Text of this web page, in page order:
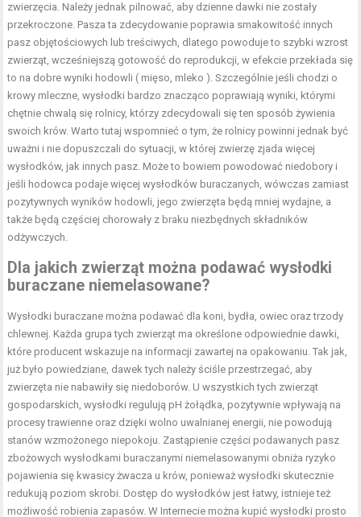
zwierzęcia. Należy jednak pilnować, aby dzienne dawki nie zostały
przekroczone. Pasza ta zdecydowanie poprawia smakowitość innych
pasz objętościowych lub treściwych, dlatego powoduje to szybki wzrost
zwierząt, wcześniejszą gotowość do reprodukcji, w efekcie przekłada się
to na dobre wyniki hodowli ( mięso, mleko ). Szczególnie jeśli chodzi o
krowy mleczne, wysłodki bardzo znacząco poprawiają wyniki, którymi
chętnie chwalą się rolnicy, którzy zdecydowali się ten sposób żywienia
swoich krów. Warto tutaj wspomnieć o tym, że rolnicy powinni jednak być
uważni i nie dopuszczali do sytuacji, w której zwierzę zjada więcej
wysłodków, jak innych pasz. Może to bowiem powodować niedobory i
jeśli hodowca podaje więcej wysłodków buraczanych, wówczas zamiast
pozytywnych wyników hodowli, jego zwierzęta będą mniej wydajne, a
także będą częściej chorowały z braku niezbędnych składników
odżywczych.
Dla jakich zwierząt można podawać wysłodki
buraczane niemelasowane?
Wysłodki buraczane można podawać dla koni, bydła, owiec oraz trzody
chlewnej. Każda grupa tych zwierząt ma określone odpowiednie dawki,
które producent wskazuje na informacji zawartej na opakowaniu. Tak jak,
już było powiedziane, dawek tych należy ściśle przestrzegać, aby
zwierzęta nie nabawiły się niedoborów. U wszystkich tych zwierząt
gospodarskich, wysłodki regulują pH żołądka, pozytywnie wpływają na
procesy trawienne oraz dzięki wolno uwalnianej energii, nie powodują
stanów wzmożonego niepokoju. Zastąpienie części podawanych pasz
zbożowych wysłodkami buraczanymi niemelasowanymi obniża ryzyko
pojawienia się kwasicy żwacza u krów, ponieważ wysłodki skutecznie
redukują poziom skrobi. Dostęp do wysłodków jest łatwy, istnieje też
możliwość robienia zapasów. W Internecie można kupić wysłodki prosto